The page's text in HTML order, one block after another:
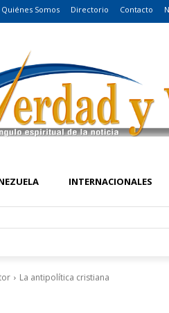
Quiénes Somos Directorio Contacto
INTERNACIONALES
La antipolítica cristiana